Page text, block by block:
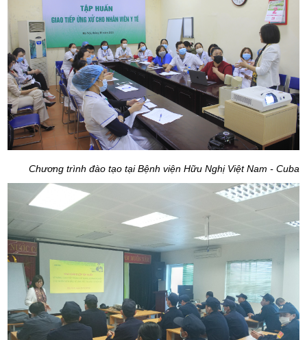
Chương trình đào tạo tại Bệnh viện Hữu Nghị Việt Nam - Cuba